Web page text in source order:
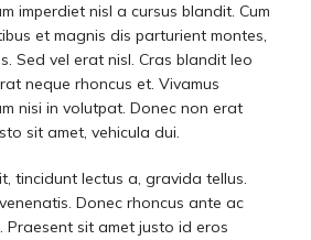
imperdiet nisl a cursus blandit. Cum
et magnis dis parturient montes,
Sed vel erat nisl. Cras blandit leo
neque rhoncus et. Vivamus
nisi in volutpat. Donec non erat
sit amet, vehicula dui.
tincidunt lectus a, gravida tellus.
Donec rhoncus ante ac
Praesent sit amet justo id eros